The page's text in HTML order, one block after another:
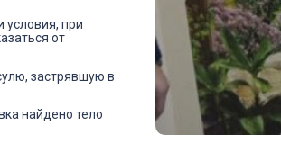
условия, при
от
застрявшую в
найдено тело